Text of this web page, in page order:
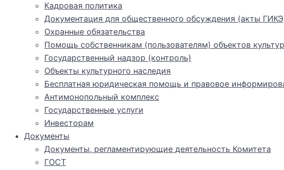
Кадровая политика
Документация для общественного обсуждения (акты
Охранные обязательства
Помощь собственникам (пользователям) объектов
Государственный надзор (контроль)
Объекты культурного наследия
Бесплатная юридическая помощь и правовое
Антимонопольный комплекс
Государственные услуги
Инвесторам
Документы
Документы, регламентирующие деятельность Комитета
ГОСТ